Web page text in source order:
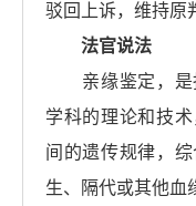
驳回上诉，维持原
法官说法
亲缘鉴定，是
学科的理论和技
间的遗传规律，
生、隔代或其他血